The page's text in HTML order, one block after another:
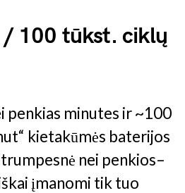
/ 100 tūkst. ciklų
penkias minutes ir ~100
kietakūmės baterijos
nei penkios–
įmanomi tik tuo